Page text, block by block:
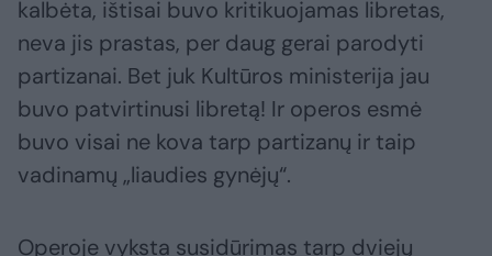
kalbėta, ištisai buvo kritikuojamas libretas,
neva jis prastas, per daug gerai parodyti
partizanai. Bet juk Kultūros ministerija jau
buvo patvirtinusi libretą! Ir operos esmė
buvo visai ne kova tarp partizanų ir taip
vadinamų „liaudies gynėjų“.
Operoje vyksta susidūrimas tarp dviejų